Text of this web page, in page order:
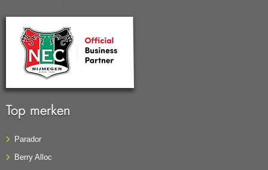
Top merken
Parador
Berry Alloc